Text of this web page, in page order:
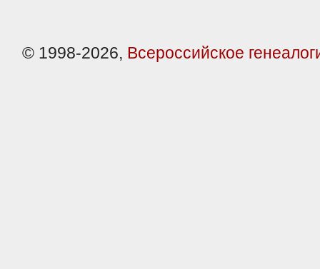
© 1998-2026, Всероссийское